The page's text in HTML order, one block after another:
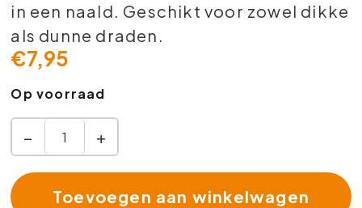
in een naald. Geschikt voor zowel dikke
als dunne draden.
€7,95
Op voorraad
− +
Toevoegen aan winkelwagen